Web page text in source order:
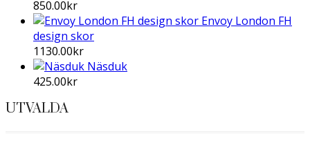
850.00kr
Envoy London FH
design skor
1130.00kr
Näsduk
425.00kr
UTVALDA